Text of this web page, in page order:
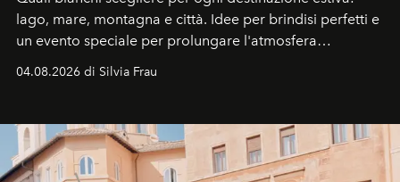
lago, mare, montagna e città. Idee per brindisi perfetti e
un evento speciale per prolungare l'atmosfera
04.08.2026 di Silvia Frau